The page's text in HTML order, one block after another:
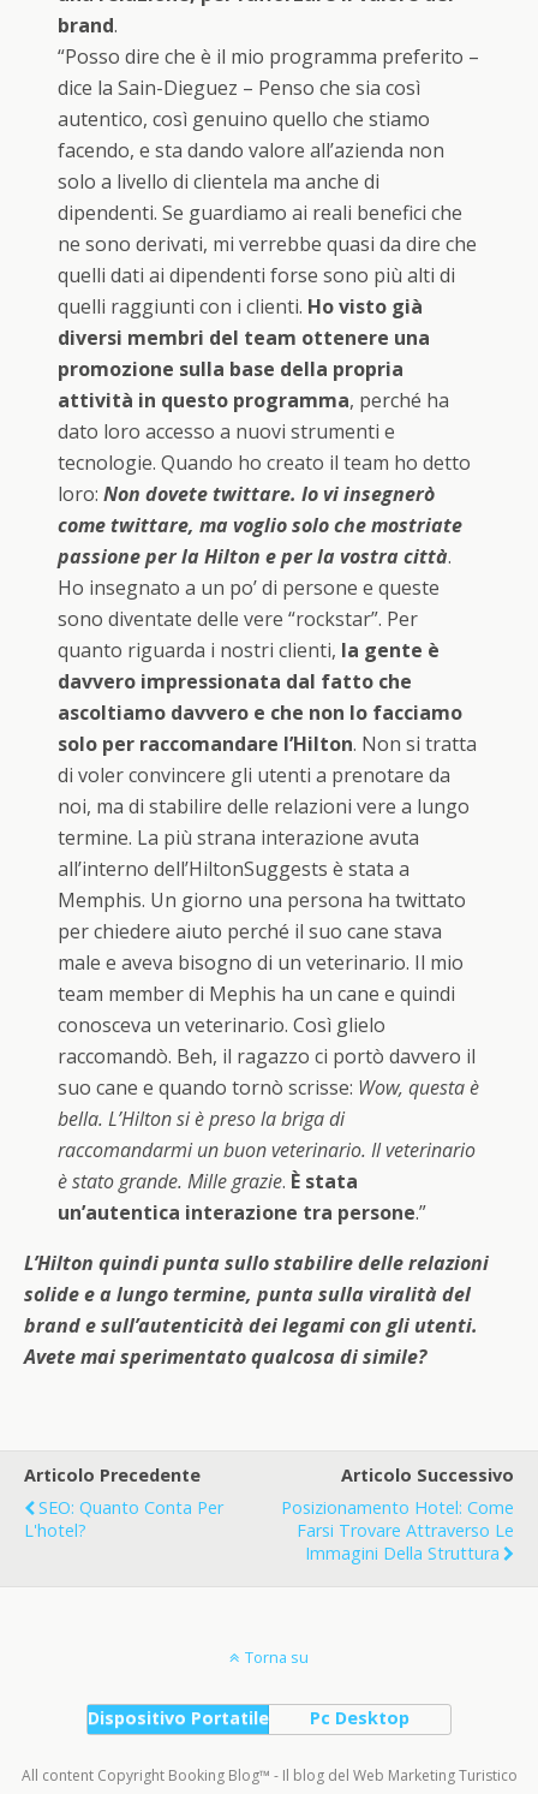
brand.
“Posso dire che è il mio programma preferito –
dice la Sain-Dieguez – Penso che sia così
autentico, così genuino quello che stiamo
facendo, e sta dando valore all’azienda non
solo a livello di clientela ma anche di
dipendenti. Se guardiamo ai reali benefici che
ne sono derivati, mi verrebbe quasi da dire che
quelli dati ai dipendenti forse sono più alti di
quelli raggiunti con i clienti. Ho visto già
diversi membri del team ottenere una
promozione sulla base della propria
attività in questo programma, perché ha
dato loro accesso a nuovi strumenti e
tecnologie. Quando ho creato il team ho detto
loro:Non dovete twittare. Io vi insegnerò
come twittare, ma voglio solo che mostriate
passione per la Hilton e per la vostra città.
Ho insegnato a un po’ di persone e queste
sono diventate delle vere “rockstar”. Per
quanto riguarda i nostri clienti, la gente è
davvero impressionata dal fatto che
ascoltiamo davvero e che non lo facciamo
solo per raccomandare l’Hilton. Non si tratta
di voler convincere gli utenti a prenotare da
noi, ma di stabilire delle relazioni vere a lungo
termine. La più strana interazione avuta
all’interno dell’HiltonSuggests è stata a
Memphis. Un giorno una persona ha twittato
per chiedere aiuto perché il suo cane stava
male e aveva bisogno di un veterinario. Il mio
team member di Mephis ha un cane e quindi
conosceva un veterinario. Così glielo
raccomandò. Beh, il ragazzo ci portò davvero il
suo cane e quando tornò scrisse: Wow, questa è
bella. L’Hilton si è preso la briga di
raccomandarmi un buon veterinario. Il veterinario
è stato grande. Mille grazie. È stata
un’autentica interazione tra persone.”
L’Hilton quindi punta sullo stabilire delle relazioni
solide e a lungo termine, punta sulla viralità del
brand e sull’autenticità dei legami con gli utenti.
Avete mai sperimentato qualcosa di simile?
Articolo Precedente
SEO: Quanto Conta Per
L'hotel?
Articolo Successivo
Posizionamento Hotel: Come
Farsi Trovare Attraverso Le
Immagini Della Struttura
Torna su
Dispositivo Portatile Pc Desktop
All content Copyright Booking Blog™ - Il blog del Web Marketing Turistico